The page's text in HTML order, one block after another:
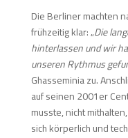
Die Berliner machten
frühzeitig klar: „Die
hinterlassen und wir
unseren Rythmus
Ghasseminia zu.
auf seinen 2001er
musste, nicht
sich körperlich und